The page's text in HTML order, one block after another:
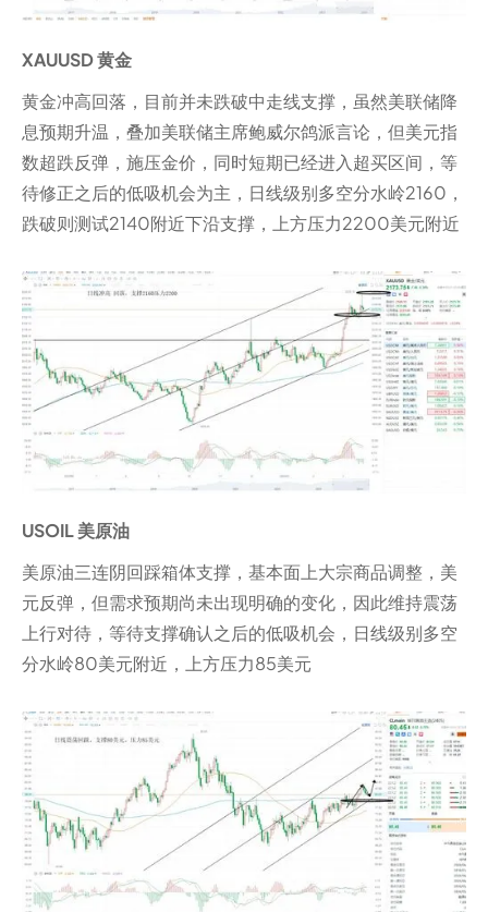
XAUUSD 黄金
黄金冲高回落，目前并未跌破中走线支撑，虽然美联储降
息预期升温，叠加美联储主席鲍威尔鸽派言论，但美元指
数超跌反弹，施压金价，同时短期已经进入超买区间，等
待修正之后的低吸机会为主，日线级别多空分水岭2160，
跌破则测试2140附近下沿支撑，上方压力2200美元附近
USOIL 美原油
美原油三连阴回踩箱体支撑，基本面上大宗商品调整，美
元反弹，但需求预期尚未出现明确的变化，因此维持震荡
上行对待，等待支撑确认之后的低吸机会，日线级别多空
分水岭80美元附近，上方压力85美元